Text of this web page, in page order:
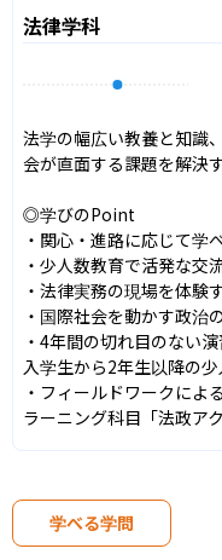
法律学科
法学の幅広い教養と知識
会が直面する課題を解決
◎学びのPoint
・関心・進路に応じて学
・少人数教育で活発な交
・法律実務の現場を体験
・国際社会を動かす政治
・4年間の切れ目のない
入学生から2年生以降の少
・フィールドワークによ
ラーニング科目「法政ア
学べる学問